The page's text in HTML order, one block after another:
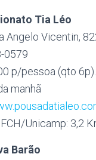
Tia Léo
Angelo Vicentin,
0579
p/pessoa (qto 6p).
manhã
Unicamp: 3,2
Barão